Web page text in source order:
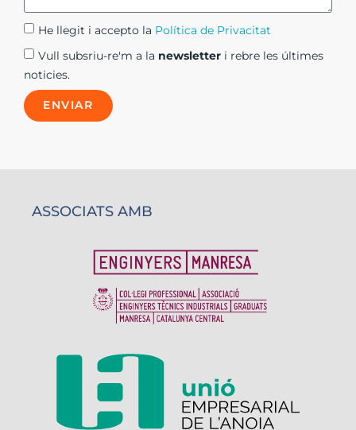
He llegit i accepto la Política de Privacitat​
Vull subsriu-re'm a la newsletter i rebre les últimes
noticies.
ENVIAR
ASSOCIATS AMB